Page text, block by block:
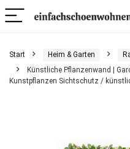
Start Heim & Garten
Künstliche Pflanzenwand |
Kunstpflanzen Sichtschutz /